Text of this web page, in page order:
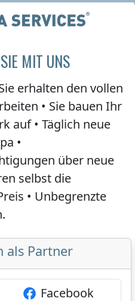
MIT UNS
erhalten den vollen
• Sie bauen Ihr
auf • Täglich neue
•
über neue
selbst die
• Unbegrenzte
als Partner
Facebook